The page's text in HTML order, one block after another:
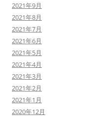
2021年9月
2021年8月
2021年7月
2021年6月
2021年5月
2021年4月
2021年3月
2021年2月
2021年1月
2020年12月